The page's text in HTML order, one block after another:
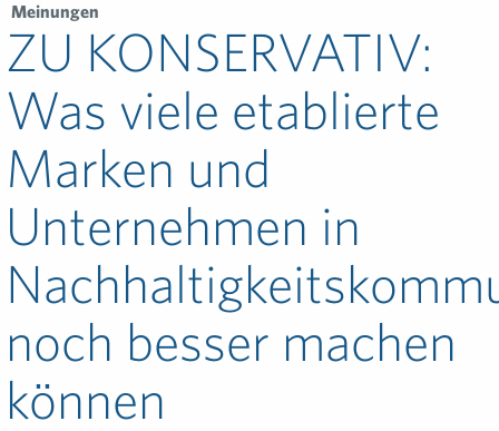
Meinungen
ZU KONSERVATIV:
Was viele etablierte
Marken und
Unternehmen in
noch besser machen
können